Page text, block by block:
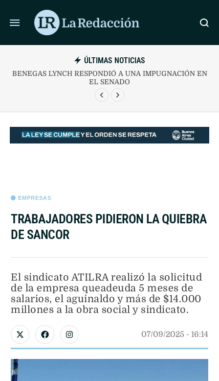
ÚLTIMAS NOTICIAS
CONSULTORAS QUE RELEVA EL BCRA PROYECTAN
UNA INFLACIÓN DE 2% PARA JULIO
EMPRESAS
TRABAJADORES PIDIERON LA QUIEBRA
DE SANCOR
El sindicato ATILRA realizó la solicitud
de la empresa queadeuda 5 meses de
salarios, el aguinaldo y más de $14.000
millones a la obra social y sindicato.
07/09/2025 - 16:14